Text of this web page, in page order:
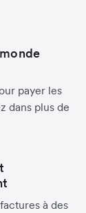
payer les
dans plus de
à des